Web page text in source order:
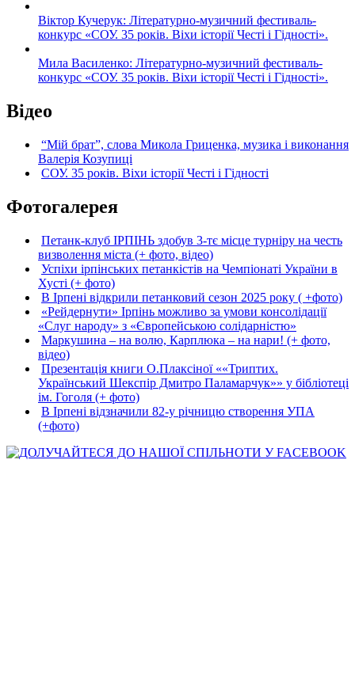
Віктор Кучерук: Літературно-музичний фестиваль-
конкурс «СОУ. 35 років. Віхи історії Честі і Гідності».
Мила Василенко: Літературно-музичний фестиваль-
конкурс «СОУ. 35 років. Віхи історії Честі і Гідності».
Відео
“Мій брат”, слова Микола Гриценка, музика і виконання
Валерія Козупиці
СОУ. 35 років. Віхи історії Честі і Гідності
Фотогалерея
Петанк-клуб ІРПІНЬ здобув 3-тє місце турніру на честь
визволення міста (+ фото, відео)
Успіхи ірпінських петанкістів на Чемпіонаті України в
Хусті (+ фото)
В Ірпені відкрили петанковий сезон 2025 року ( +фото)
«Рейдернути» Ірпінь можливо за умови консолідації
«Слуг народу» з «Європейською солідарністю»
Маркушина – на волю, Карплюка – на нари! (+ фото,
відео)
Презентація книги О.Плаксіної ««Триптих.
Український Шекспір Дмитро Паламарчук»» у бібліотеці
ім. Гоголя (+ фото)
В Ірпені відзначили 82-у річницю створення УПА
(+фото)